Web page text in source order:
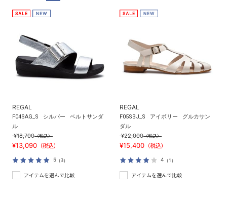
REGAL
F04SAG_S シルバー
ベルトサンダ
ル
¥18,700（税込）
¥13,090 （税込）
5（3）
アイテムを選んで比較
REGAL
F05SBJ_S アイボリー
グルカサン
ダル
¥22,000（税込）
¥15,400 （税込）
4 （1）
アイテムを選んで比較